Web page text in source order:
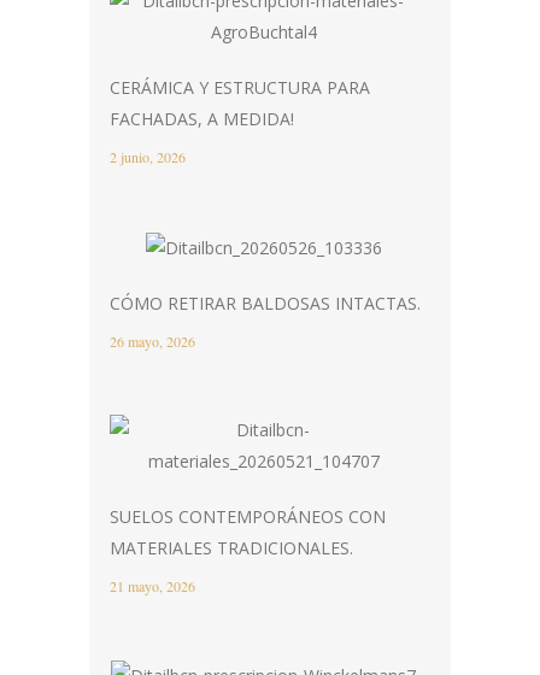
CERÁMICA Y ESTRUCTURA PARA
FACHADAS, A MEDIDA!
2 junio, 2026
CÓMO RETIRAR BALDOSAS INTACTAS.
26 mayo, 2026
SUELOS CONTEMPORÁNEOS CON
MATERIALES TRADICIONALES.
21 mayo, 2026